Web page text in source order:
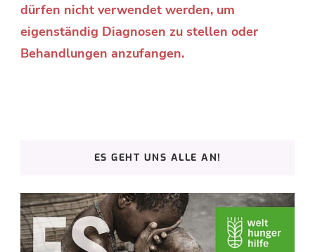
dürfen nicht verwendet werden, um
eigenständig Diagnosen zu stellen oder
Behandlungen anzufangen.
ES GEHT UNS ALLE AN!